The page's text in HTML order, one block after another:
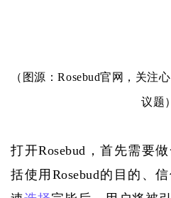
（图源：Rosebud官网，关注
议题）
打开Rosebud，首先需要
括使用Rosebud的目的、